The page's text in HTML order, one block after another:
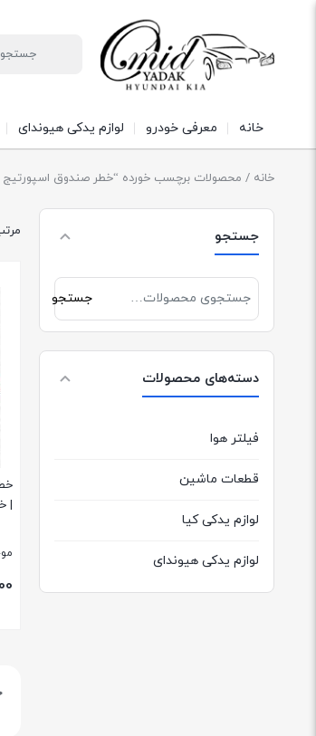
خانه معرفی خودرو لوازم یدکی هیوندای
خانه / محصولات برچسب خورده “خطر صندوق اسپورتیج ۲۰۱۷ استوک اصلی | خطر صندوق اسپورتیج
جستجو
برای:
جستجو
دسته‌های محصولات
فیلتر هوا
قطعات ماشین
لوازم یدکی کیا
لوازم یدکی هیوندای
|